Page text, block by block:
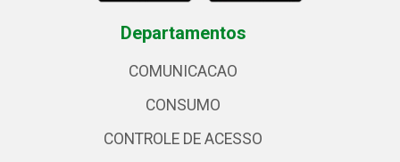
Departamentos
COMUNICACAO
CONSUMO
CONTROLE DE ACESSO